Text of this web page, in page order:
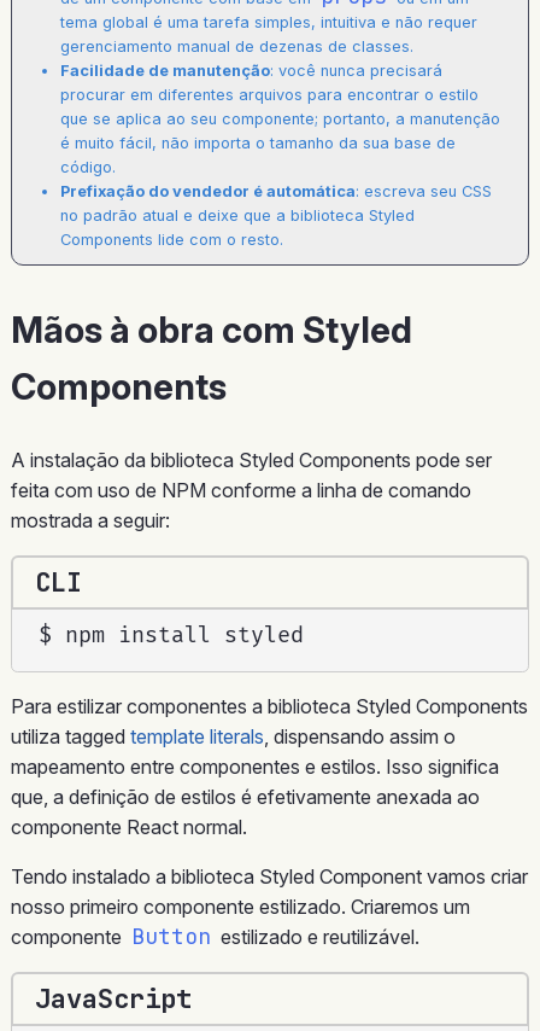
tema global é uma tarefa simples, intuitiva e não requer
gerenciamento manual de dezenas de classes.
Facilidade de manutenção: você nunca precisará
procurar em diferentes arquivos para encontrar o estilo
que se aplica ao seu componente; portanto, a manutenção
é muito fácil, não importa o tamanho da sua base de
código.
Prefixação do vendedor é automática: escreva seu CSS
no padrão atual e deixe que a biblioteca Styled
Components lide com o resto.
Mãos à obra com Styled
Components
A instalação da biblioteca Styled Components pode ser
feita com uso de NPM conforme a linha de comando
mostrada a seguir:
CLI
$ npm install styled
Para estilizar componentes a biblioteca Styled Components
utiliza tagged template literals , dispensando assim o
mapeamento entre componentes e estilos. Isso significa
que, a definição de estilos é efetivamente anexada ao
componente React normal.
Tendo instalado a biblioteca Styled Component vamos criar
nosso primeiro componente estilizado. Criaremos um
componente Button estilizado e reutilizável.
JavaScript